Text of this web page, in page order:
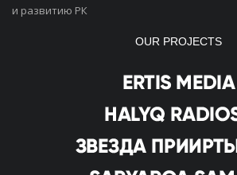
и развитию РК
OUR PROJECTS